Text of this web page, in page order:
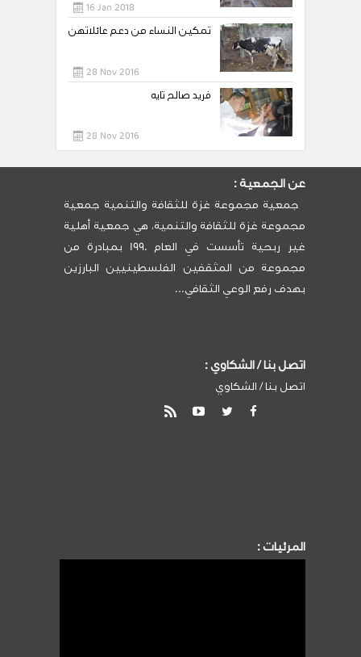
16 Jan 2018
تمكين النساء من دعم عائلاتهن
28 Nov 2016
فريد صالح تايه
28 Nov 2016
عن الجمعية :
جمعية مجموعة غزة للثقافة والتنمية جمعية
مجموعة غزة للثقافة والتنمية، هي جمعية أهلية
غير ربحية تأسست في العام 1990 بمبادرة من
مجموعة من المثقفين الفلسطينيين البارزين
بهدف رفع الوعي الثقافي...
اتصل بنا / الشكاوي :
اتصل بنا / الشكاوي
المرئيات :